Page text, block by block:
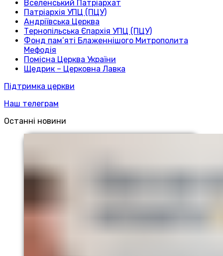
Вселенський Патріархат
Патріархія УПЦ (ПЦУ)
Андріївська Церква
Тернопільська Єпархія УПЦ (ПЦУ)
Фонд пам’яті Блаженнішого Митрополита
Мефодія
Помісна Церква України
Щедрик – Церковна Лавка
Підтримка церкви
Наш телеграм
Останні новини